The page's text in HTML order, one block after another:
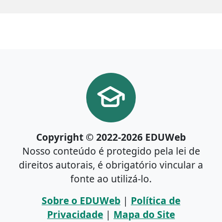
Copyright © 2022-2026 EDUWeb
Nosso conteúdo é protegido pela lei de
direitos autorais, é obrigatório vincular a
fonte ao utilizá-lo.
Sobre o EDUWeb | Política de
Privacidade | Mapa do Site